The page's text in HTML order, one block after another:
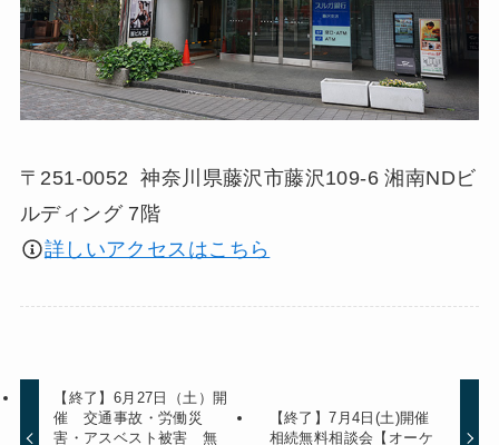
〒251-0052 神奈川県藤沢市藤沢109-6 湘南NDビ
ルディング 7階
詳しいアクセスはこちら
【終了】6月27日（土）開
催 交通事故・労働災
害・アスベスト被害 無
【終了】7月4日(土)開催
相続無料相談会【オーケ